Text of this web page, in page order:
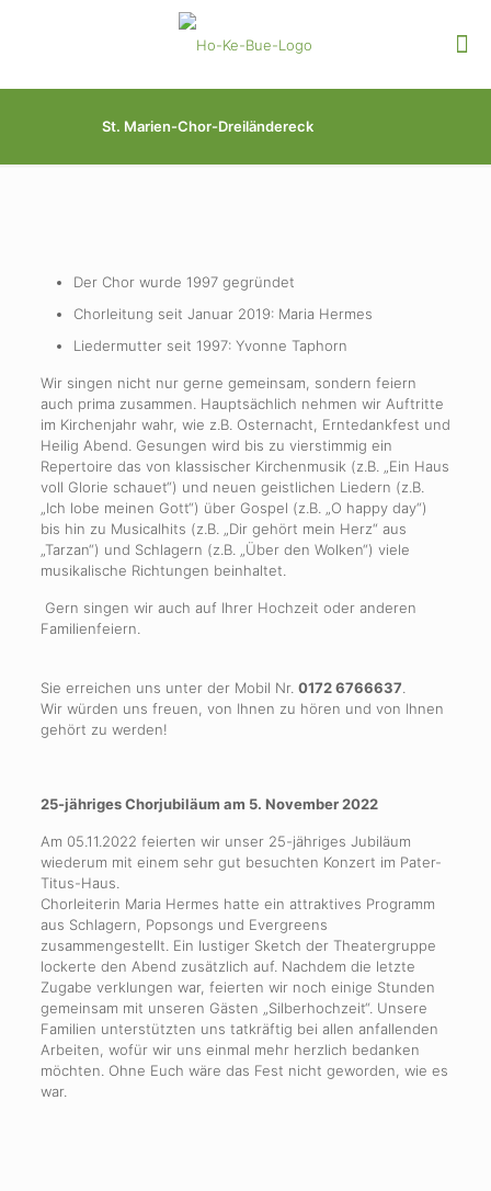
St. Marien-Chor-Dreiländereck
Der Chor wurde 1997 gegründet
Chorleitung seit Januar 2019: Maria Hermes
Liedermutter seit 1997: Yvonne Taphorn
Wir singen nicht nur gerne gemeinsam, sondern feiern
auch prima zusammen. Hauptsächlich nehmen wir Auftritte
im Kirchenjahr wahr, wie z.B. Osternacht, Erntedankfest und
Heilig Abend. Gesungen wird bis zu vierstimmig ein
Repertoire das von klassischer Kirchenmusik (z.B. „Ein Haus
voll Glorie schauet“) und neuen geistlichen Liedern (z.B.
„Ich lobe meinen Gott“) über Gospel (z.B. „O happy day“)
bis hin zu Musicalhits (z.B. „Dir gehört mein Herz“ aus
„Tarzan“) und Schlagern (z.B. „Über den Wolken“) viele
musikalische Richtungen beinhaltet.
Gern singen wir auch auf Ihrer Hochzeit oder anderen
Familienfeiern.
Sie erreichen uns unter der Mobil Nr. 0172 6766637
Wir würden uns freuen, von Ihnen zu hören und von Ihnen
gehört zu werden!
25-jähriges Chorjubiläum am 5. November 2022
Am 05.11.2022 feierten wir unser 25-jähriges Jubiläum
wiederum mit einem sehr gut besuchten Konzert im Pater-
Titus-Haus.
Chorleiterin Maria Hermes hatte ein attraktives Programm
aus Schlagern, Popsongs und Evergreens
zusammengestellt. Ein lustiger Sketch der Theatergruppe
lockerte den Abend zusätzlich auf. Nachdem die letzte
Zugabe verklungen war, feierten wir noch einige Stunden
gemeinsam mit unseren Gästen „Silberhochzeit“. Unsere
Familien unterstützten uns tatkräftig bei allen anfallenden
Arbeiten, wofür wir uns einmal mehr herzlich bedanken
möchten. Ohne Euch wäre das Fest nicht geworden, wie es
war.